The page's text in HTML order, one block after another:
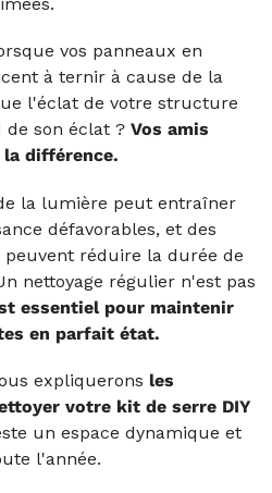
vos panneaux en
à ternir à cause de la
l'éclat de votre structure
de son éclat ? Vos amis
différence.
la lumière peut entraîner
défavorables, et des
réduire la durée de
nettoyage régulier n'est pas
essentiel pour maintenir
en parfait état.
expliquerons les
votre kit de serre DIY
un espace dynamique et
l'année.